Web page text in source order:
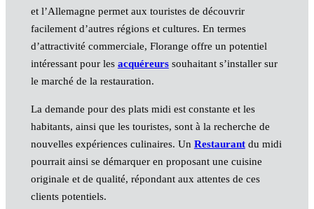
et l’Allemagne permet aux touristes de découvrir
facilement d’autres régions et cultures. En termes
d’attractivité commerciale, Florange offre un potentiel
intéressant pour les acquéreurssouhaitant s’installer sur
le marché de la restauration.
La demande pour des plats midi est constante et les
habitants, ainsi que les touristes, sont à la recherche de
nouvelles expériences culinaires. Un Restaurantdu midi
pourrait ainsi se démarquer en proposant une cuisine
originale et de qualité, répondant aux attentes de ces
clients potentiels.